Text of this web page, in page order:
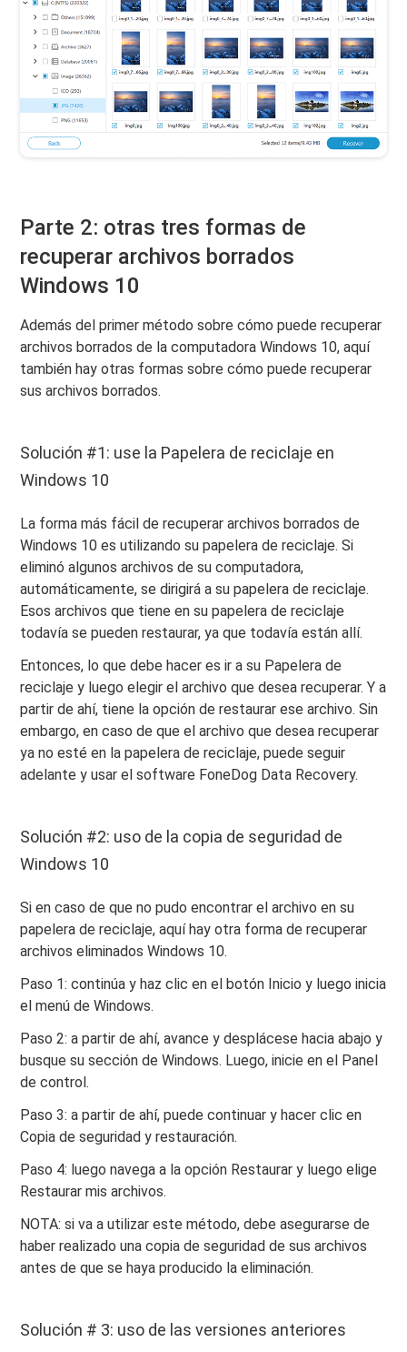
Parte 2: otras tres formas de
recuperar archivos borrados
Windows 10
Además del primer método sobre cómo puede recuperar
archivos borrados de la computadora Windows 10, aquí
también hay otras formas sobre cómo puede recuperar
sus archivos borrados.
Solución #1: use la Papelera de reciclaje en
Windows 10
La forma más fácil de recuperar archivos borrados de
Windows 10 es utilizando su papelera de reciclaje. Si
eliminó algunos archivos de su computadora,
automáticamente, se dirigirá a su papelera de reciclaje.
Esos archivos que tiene en su papelera de reciclaje
todavía se pueden restaurar, ya que todavía están allí.
Entonces, lo que debe hacer es ir a su Papelera de
reciclaje y luego elegir el archivo que desea recuperar. Y a
partir de ahí, tiene la opción de restaurar ese archivo. Sin
embargo, en caso de que el archivo que desea recuperar
ya no esté en la papelera de reciclaje, puede seguir
adelante y usar el software FoneDog Data Recovery.
Solución #2: uso de la copia de seguridad de
Windows 10
Si en caso de que no pudo encontrar el archivo en su
papelera de reciclaje, aquí hay otra forma de recuperar
archivos eliminados Windows 10.
Paso 1: continúa y haz clic en el botón Inicio y luego inicia
el menú de Windows.
Paso 2: a partir de ahí, avance y desplácese hacia abajo y
busque su sección de Windows. Luego, inicie en el Panel
de control.
Paso 3: a partir de ahí, puede continuar y hacer clic en
Copia de seguridad y restauración.
Paso 4: luego navega a la opción Restaurar y luego elige
Restaurar mis archivos.
NOTA: si va a utilizar este método, debe asegurarse de
haber realizado una copia de seguridad de sus archivos
antes de que se haya producido la eliminación.
Solución # 3: uso de las versiones anteriores